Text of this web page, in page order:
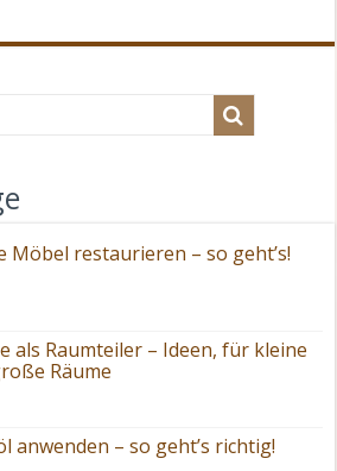
Möbel restaurieren – so geht’s!
als Raumteiler – Ideen, für kleine
Räume
anwenden – so geht’s richtig!